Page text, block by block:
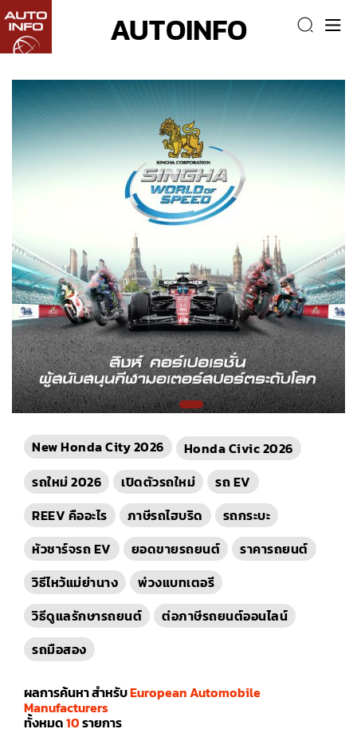
AUTOINFO
New Honda City 2026
Honda Civic 2026
รถใหม่ 2026
เปิดตัวรถใหม่
รถ EV
REEV คืออะไร
ภาษีรถไฮบริด
รถกระบะ
หัวชาร์จรถ EV
ยอดขายรถยนต์
ราคารถยนต์
วิธีไหว้แม่ย่านาง
พ่วงแบทเตอรี
วิธีดูแลรักษารถยนต์
ต่อภาษีรถยนต์ออนไลน์
รถมือสอง
ผลการค้นหา สำหรับEuropean Automobile
Manufacturers
ทั้งหมด10รายการ